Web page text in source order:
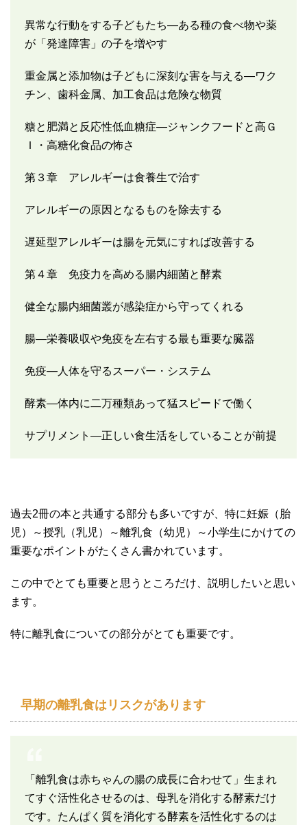
異常な行動をする子どもたち―ある種の食べ物や薬
が「発達障害」の子を増やす
重金属と添加物は子どもに深刻な害を与える―ワク
チン、歯科金属、加工食品は危険な物質
糖と肥満と反応性低血糖症―ジャンクフードと高Ｇ
Ｉ・高糖化食品の怖さ
第３章 アレルギーは食養生で治す
アレルギーの原因となるものを除去する
遅延型アレルギーは腸を元気にすれば改善する
第４章 免疫力を高める腸内細菌と酵素
健全な腸内細菌叢が感染症から守ってくれる
腸―栄養吸収や免疫を左右する最も重要な臓器
免疫―人体を守るスーパー・システム
酵素―体内に二万種類あって猛スピードで働く
サプリメント―正しい食生活をしていることが前提
過去2冊の本と共通する部分も多いですが、特に妊娠（胎
児）～授乳（乳児）～離乳食（幼児）～小学生にかけての
重要なポイントがたくさん書かれています。
この中でとても重要と思うところだけ、説明したいと思い
ます。
特に離乳食についての部分がとても重要です。
早期の離乳食はリスクがあります
「離乳食は赤ちゃんの腸の成長に合わせて」生まれ
てすぐ活性化させるのは、母乳を消化する酵素だけ
です。たんぱく質を消化する酵素を活性化するのは